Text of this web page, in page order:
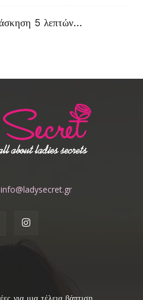
5 λεπτών…
info@ladysecret.gr